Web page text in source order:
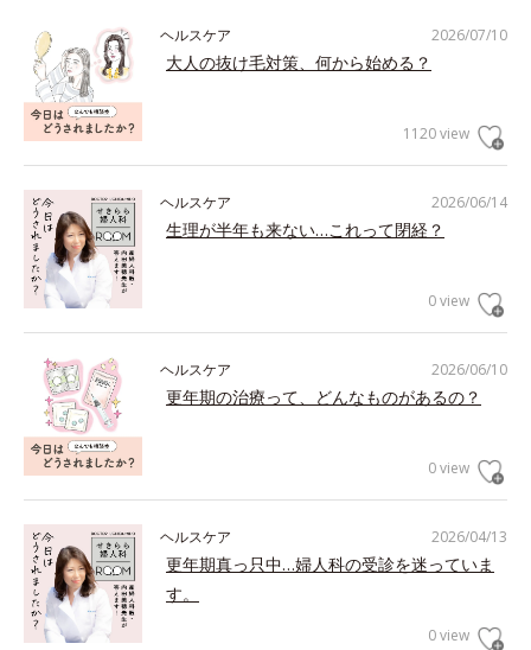
2026/07/10
ヘルスケア
大人の抜け毛対策、何から始める？
1120 view
2026/06/14
ヘルスケア
生理が半年も来ない…これって閉経？
0 view
2026/06/10
ヘルスケア
更年期の治療って、どんなものがあるの？
0 view
2026/04/13
ヘルスケア
更年期真っ只中…婦人科の受診を迷っていま
す。
0 view